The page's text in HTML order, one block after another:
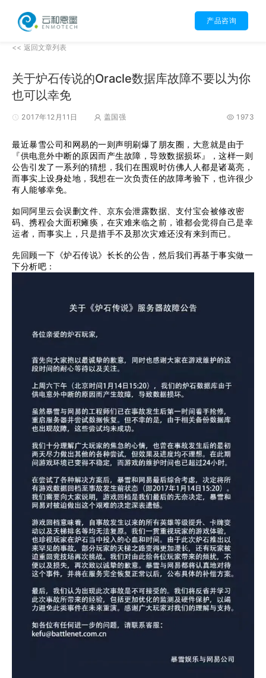
产品咨询
<< 返回文章列表
关于炉石传说的Oracle数据库故障不要以为你
也可以幸免
2017年12月11日 盖国强 1973
最近暴雪公司和网易的一则声明刷爆了朋友圈，大意就是由于
『供电意外中断的原因而产生故障，导致数据损坏』，这样一则
公告引发了一系列的猜想，我们在围观时仿佛人人都是诸葛亮，
而事实上设身处地，我想在一次负责任的故障考验下，也许很少
有人能够幸免。
如同阿里云会误删文件、京东会泄露数据、支付宝会被修改密
码、携程会大面积瘫痪，在灾难来临之前，谁都会觉得自己是幸
运者，而事实上，只是措手不及那次灾难还没有来到而已。
先回顾一下《炉石传说》长长的公告，然后我们再基于事实做一
下分析吧：